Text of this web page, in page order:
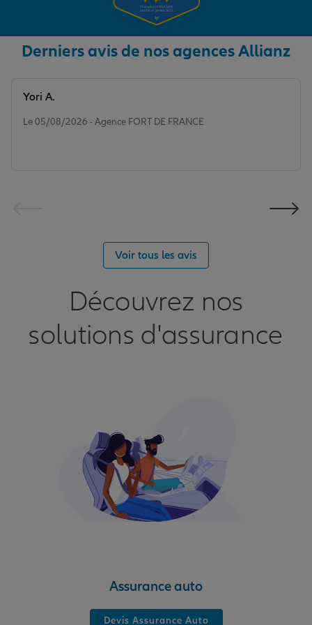
Derniers avis de nos agences Allianz
Le 05/08/2026 - Agence FORT DE FRANCE
Yori A.
Voir tous les avis
Découvrez nos
solutions d'assurance
Assurance auto
Devis Assurance Auto